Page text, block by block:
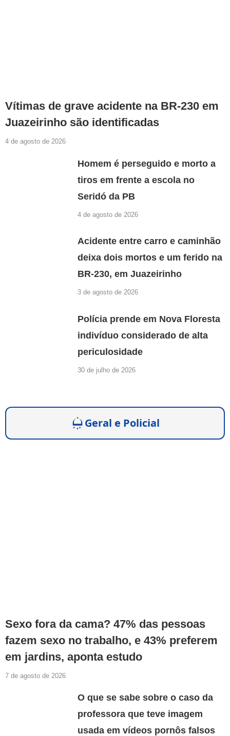
Vítimas de grave acidente na BR-230 em
Juazeirinho são identificadas
4 de agosto de 2026
Homem é perseguido e morto a
tiros em frente a escola no
Seridó da PB
4 de agosto de 2026
Acidente entre carro e caminhão
deixa dois mortos e um ferido na
BR-230, em Juazeirinho
3 de agosto de 2026
Polícia prende em Nova Floresta
indivíduo considerado de alta
periculosidade
30 de julho de 2026
Geral e Policial
Sexo fora da cama? 47% das pessoas
fazem sexo no trabalho, e 43% preferem
em jardins, aponta estudo
7 de agosto de 2026
O que se sabe sobre o caso da
professora que teve imagem
usada em vídeos pornôs falsos